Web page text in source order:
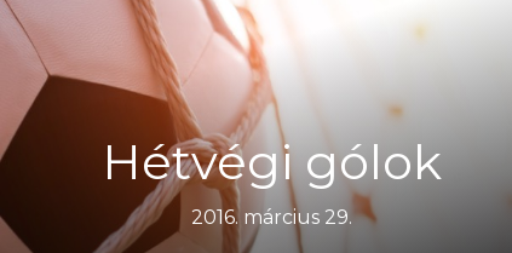
Hétvégi gólok
2016. március 29.